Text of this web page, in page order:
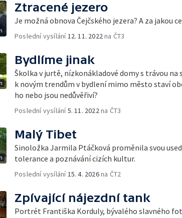
Ztracené jezero
Je možná obnova Čejčského jezera? A za jakou
Poslední vysílání12. 11. 2022na ČT3
Bydlíme jinak
Školka v jurtě, nízkonákladové domy s trávou na
k novým trendům v bydlení mimo město staví
ho nebo jsou nedůvěřiví?
Poslední vysílání5. 11. 2022na ČT3
Malý Tibet
Sinoložka Jarmila Ptáčková proměnila svou
tolerance a poznávání cizích kultur.
Poslední vysílání15. 4. 2026na ČT2
Zpívající nájezdní tank
Portrét Františka Korduly, bývalého slavného